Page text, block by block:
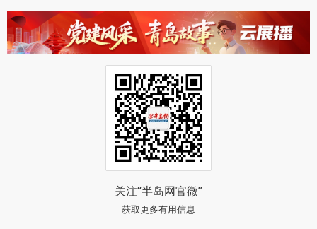
关注“半岛网官微”
获取更多有用信息